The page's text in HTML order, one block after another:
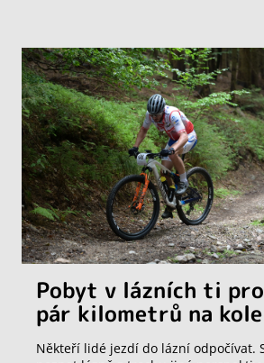
Pobyt v lázních ti
pár kilometrů na
Někteří lidé jezdí do lázní odpočívat.